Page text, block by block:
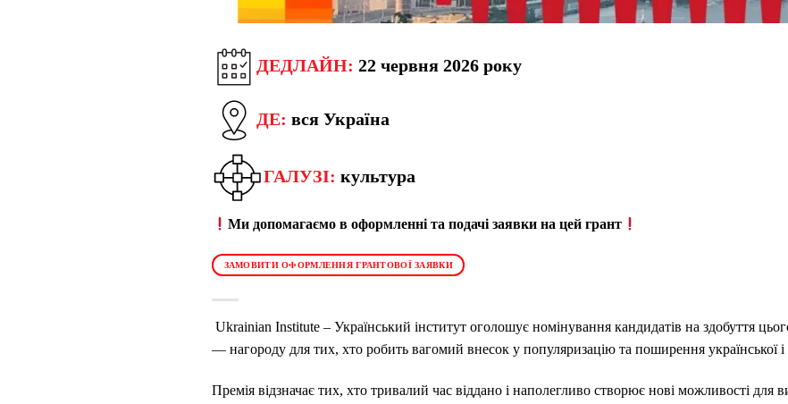
ДЕДЛАЙН: 22 червня 2026 року
ДЕ: вся Україна
ГАЛУЗІ: культура
Ми допомагаємо в оформленні та подачі заявки на цей грант
ЗАМОВИТИ ОФОРМЛЕННЯ ГРАНТОВОЇ ЗАЯВКИ
Ukrainian Institute – Український інститут оголошує номінування кандидатів на здобуття
— нагороду для тих, хто робить вагомий внесок у популяризацію та поширення української і
Премія відзначає тих, хто тривалий час віддано і наполегливо створює нові можливості для